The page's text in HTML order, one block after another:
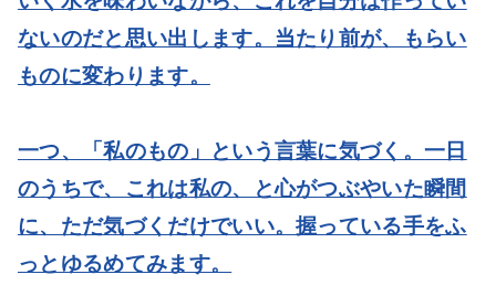
ないのだと思い出します。当たり前が、もらい
ものに変わります。
一つ、「私のもの」という言葉に気づく。一日
のうちで、これは私の、と心がつぶやいた瞬間
に、ただ気づくだけでいい。握っている手をふ
っとゆるめてみます。